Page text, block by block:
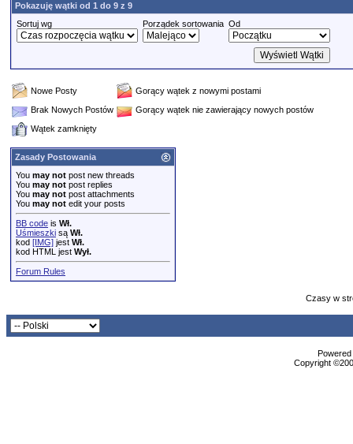
Pokazuję wątki od 1 do 9 z 9
Sortuj wg
Porządek sortowania Od
Nowe Posty
Gorący wątek z nowymi postami
Brak Nowych Postów
Gorący wątek nie zawierający nowych postów
Wątek zamknięty
Zasady Postowania
You may not post new threads
You may not post replies
You may not post attachments
You may not edit your posts
BB code is Wł.
Uśmieszki są Wł.
kod [IMG] jest Wł.
kod HTML jest Wył.
Forum Rules
Czasy w
Copyright